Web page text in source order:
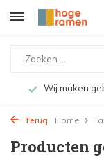
Wij maken
Terug Home
Producten